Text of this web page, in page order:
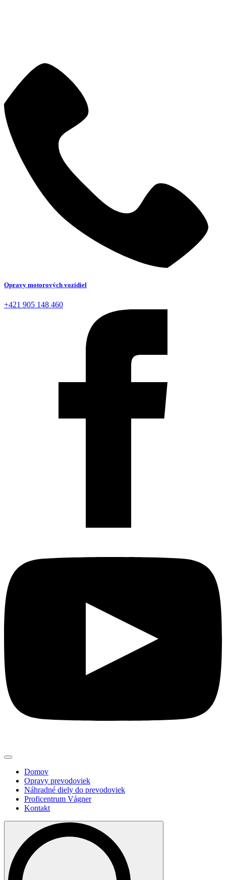
Opravy motorových vozidiel
+421 905 148 460
Domov
Opravy prevodoviek
Náhradné diely do prevodoviek
Proficentrum Vágner
Kontakt